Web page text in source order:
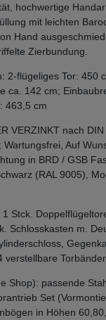
hochwertige
mit leichten
Hand
Zierbundung.
2-flügeliges Tor: 450
ca. 142 cm;
463,5 cm
VERZINKT nach
Wartungsfrei, Auf
in BRD / GSB
(RAL 9005),
1 Stck.
Schlosskasten m.
verstellbare
Shop): passende
Set
in Höhen